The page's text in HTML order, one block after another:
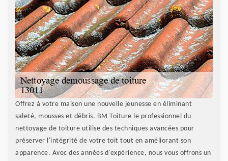
Offrez à votre maison une nouvelle jeunesse en éliminant
saleté, mousses et débris. BM Toiture le professionnel du
nettoyage de toiture utilise des techniques avancées pour
préserver l'intégrité de votre toit tout en améliorant son
apparence. Avec des années d'expérience, nous vous offrons un